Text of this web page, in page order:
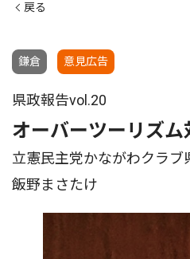
戻る
鎌倉 意見広告
県政報告vol.20
オーバーツーリズム
立憲民主党かながわクラブ
飯野まさたけ